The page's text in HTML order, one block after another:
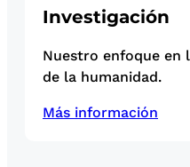
Investigación
Nuestro enfoque en
de la humanidad.
Más información